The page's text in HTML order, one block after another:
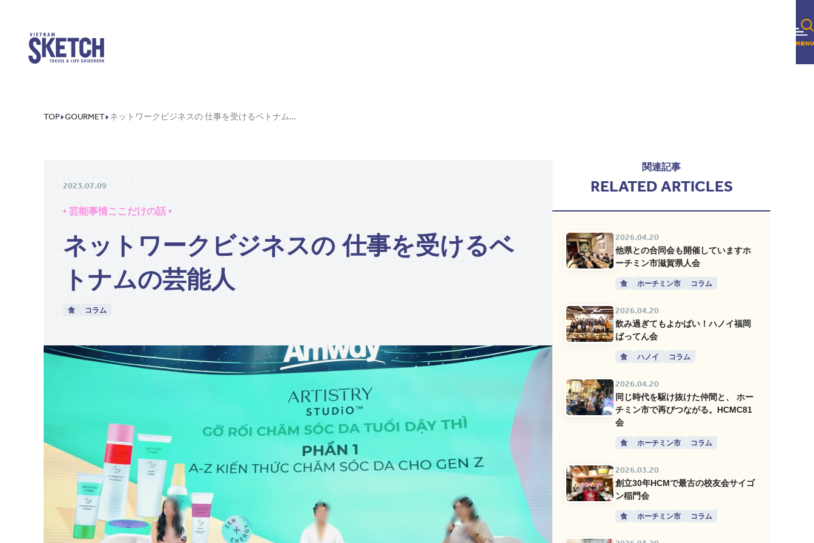
TOP GOURMET ネットワークビジネスの 仕事を受けるベトナムの芸能人
2023.07.09
• 芸能事情ここだけの話 •
ネットワークビジネスの 仕事を受けるベ
トナムの芸能人
食 コラム
関連記事
RELATED ARTICLES
2026.04.20
他県との合同会も開催していますホ
ーチミン市滋賀県人会
食 ホーチミン市 コラム
2026.04.20
飲み過ぎてもよかばい！ハノイ福岡
ばってん会
食 ハノイ コラム
2026.04.20
同じ時代を駆け抜けた仲間と、 ホー
チミン市で再びつながる。HCMC81
会
食 ホーチミン市 コラム
2026.03.20
創立30年HCMで最古の校友会サイゴ
ン稲門会
食 ホーチミン市 コラム